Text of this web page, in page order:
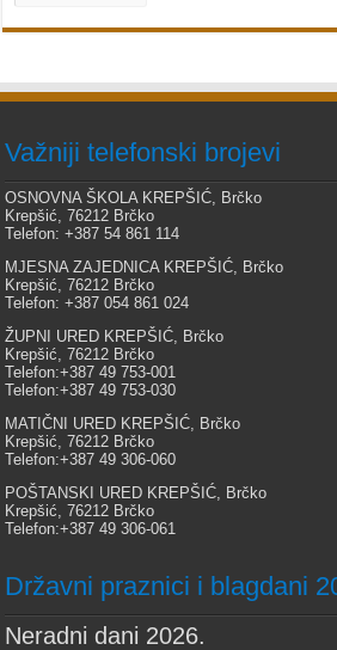
Važniji telefonski brojevi
OSNOVNA ŠKOLA KREPŠIĆ, Brčko
Krepšić, 76212 Brčko
Telefon: +387 54 861 114
MJESNA ZAJEDNICA KREPŠIĆ, Brčko
Krepšić, 76212 Brčko
Telefon: +387 054 861 024
ŽUPNI URED KREPŠIĆ, Brčko
Krepšić, 76212 Brčko
Telefon:+387 49 753-001
Telefon:+387 49 753-030
MATIČNI URED KREPŠIĆ, Brčko
Krepšić, 76212 Brčko
Telefon:+387 49 306-060
POŠTANSKI URED KREPŠIĆ, Brčko
Krepšić, 76212 Brčko
Telefon:+387 49 306-061
Državni praznici i blagdani
Neradni dani 2026.